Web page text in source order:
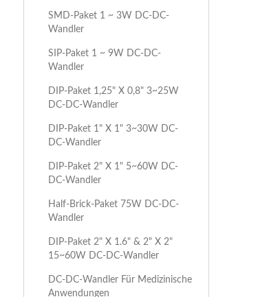
SMD-Paket 1 ~ 3W DC-DC-
Wandler
SIP-Paket 1 ~ 9W DC-DC-
Wandler
DIP-Paket 1,25" X 0,8" 3~25W
DC-DC-Wandler
DIP-Paket 1" X 1" 3~30W DC-
DC-Wandler
DIP-Paket 2" X 1" 5~60W DC-
DC-Wandler
Half-Brick-Paket 75W DC-DC-
Wandler
DIP-Paket 2" X 1.6" & 2" X 2"
15~60W DC-DC-Wandler
DC-DC-Wandler Für Medizinische
Anwendungen